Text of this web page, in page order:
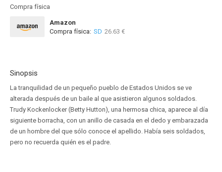
Compra física
Amazon
Compra física: SD 26.63 €
Sinopsis
La tranquilidad de un pequeño pueblo de Estados Unidos se ve
alterada después de un baile al que asistieron algunos soldados.
Trudy Kockenlocker (Betty Hutton), una hermosa chica, aparece al día
siguiente borracha, con un anillo de casada en el dedo y embarazada
de un hombre del que sólo conoce el apellido. Había seis soldados,
pero no recuerda quién es el padre.